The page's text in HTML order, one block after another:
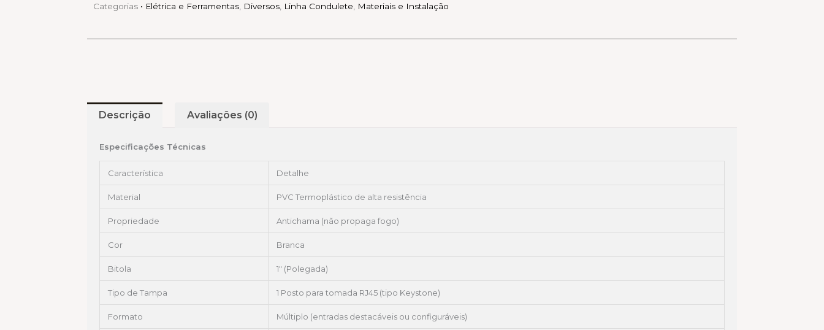
Categorias • Elétrica e Ferramentas Diversos Linha Condulete Materiais e Instalação
Descrição Avaliações (0)
Especificações Técnicas
Característica Detalhe
Material PVC Termoplástico de alta resistência
Propriedade Antichama (não propaga fogo)
Cor Branca
Bitola 1″ (Polegada)
Tipo de Tampa 1 Posto para tomada RJ45 (tipo Keystone)
Formato Múltiplo (entradas destacáveis ou configuráveis)